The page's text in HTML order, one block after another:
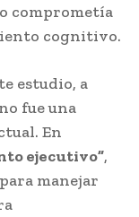
comprometía
cognitivo.
estudio, a
fue una
En
ejecutivo”,
manejar